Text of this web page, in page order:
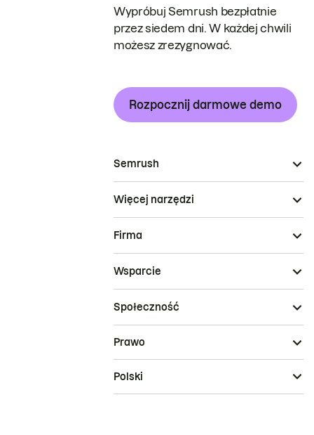
Wypróbuj Semrush bezpłatnie
przez siedem dni. W każdej chwili
możesz zrezygnować.
Rozpocznij darmowe demo
Semrush
Więcej narzędzi
Firma
Wsparcie
Społeczność
Prawo
Polski